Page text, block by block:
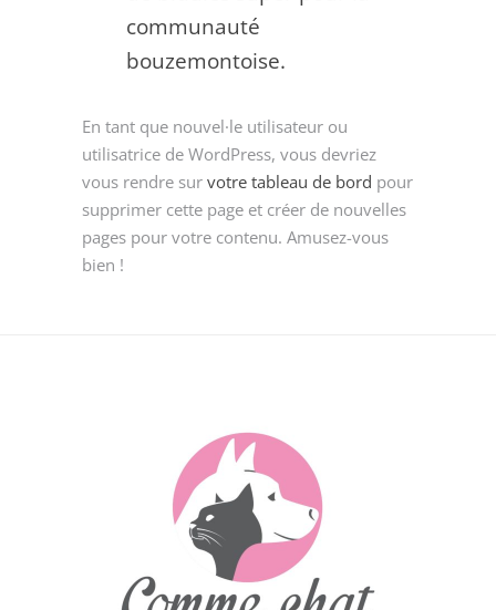
communauté
bouzemontoise.
En tant que nouvel·le utilisateur ou
utilisatrice de WordPress, vous devriez
vous rendre sur votre tableau de bord pour
supprimer cette page et créer de nouvelles
pages pour votre contenu. Amusez-vous
bien !